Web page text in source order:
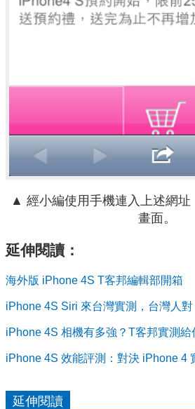
▲ 經小編使用手機連入上述網址
畫面。
延伸閱讀：
海外版 iPhone 4S T客邦編輯部開箱
iPhone 4S Siri 來台灣實測，台灣人
iPhone 4S 相機有多強？T客邦實測給
iPhone 4S 效能評測：對決 iPhone 4
延伸閱讀